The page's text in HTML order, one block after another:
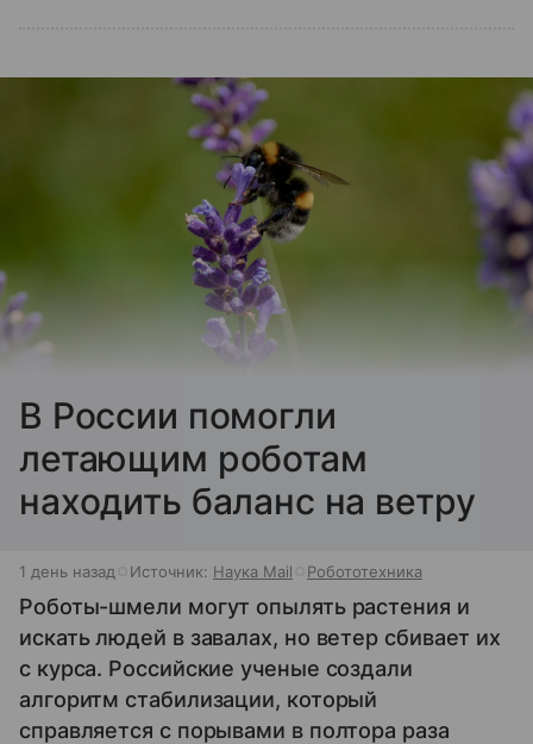
В России помогли
летающим роботам
находить баланс на ветру
1 день назад Источник: Наука Mail Робототехника
Роботы-шмели могут опылять растения и
искать людей в завалах, но ветер сбивает их
с курса. Российские ученые создали
алгоритм стабилизации, который
справляется с порывами в полтора раза